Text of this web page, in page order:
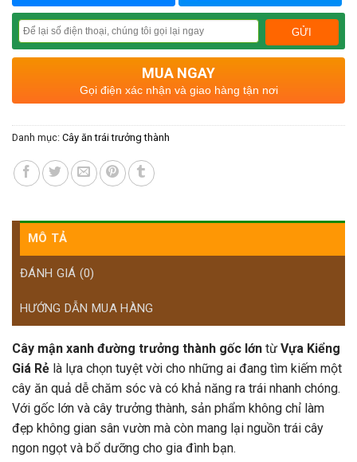
MUA NGAY
Gọi điện xác nhận và giao hàng tận nơi
Danh mục: Cây ăn trái trưởng thành
MÔ TẢ
ĐÁNH GIÁ (0)
HƯỚNG DẪN MUA HÀNG
Cây mận xanh đường trưởng thành gốc lớn từ Vựa Kiểng
Giá Rẻ là lựa chọn tuyệt vời cho những ai đang tìm kiếm một
cây ăn quả dễ chăm sóc và có khả năng ra trái nhanh chóng.
Với gốc lớn và cây trưởng thành, sản phẩm không chỉ làm
đẹp không gian sân vườn mà còn mang lại nguồn trái cây
ngon ngọt và bổ dưỡng cho gia đình bạn.